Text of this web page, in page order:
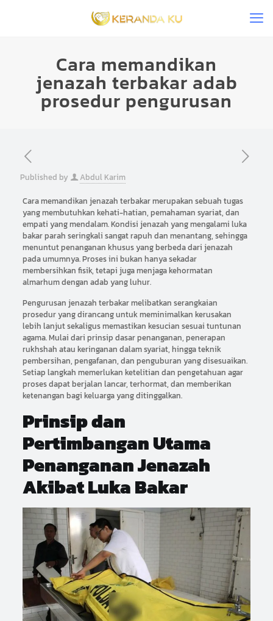
Cara memandikan
jenazah terbakar adab
prosedur pengurusan
Published by Abdul Karim
Cara memandikan jenazah terbakar merupakan sebuah tugas
yang membutuhkan kehati-hatian, pemahaman syariat, dan
empati yang mendalam. Kondisi jenazah yang mengalami luka
bakar parah seringkali sangat rapuh dan menantang, sehingga
menuntut penanganan khusus yang berbeda dari jenazah
pada umumnya. Proses ini bukan hanya sekadar
membersihkan fisik, tetapi juga menjaga kehormatan
almarhum dengan adab yang luhur.
Pengurusan jenazah terbakar melibatkan serangkaian
prosedur yang dirancang untuk meminimalkan kerusakan
lebih lanjut sekaligus memastikan kesucian sesuai tuntunan
agama. Mulai dari prinsip dasar penanganan, penerapan
rukhshah atau keringanan dalam syariat, hingga teknik
pembersihan, pengafanan, dan penguburan yang disesuaikan.
Setiap langkah memerlukan ketelitian dan pengetahuan agar
proses dapat berjalan lancar, terhormat, dan memberikan
ketenangan bagi keluarga yang ditinggalkan.
Prinsip dan
Pertimbangan Utama
Penanganan Jenazah
Akibat Luka Bakar